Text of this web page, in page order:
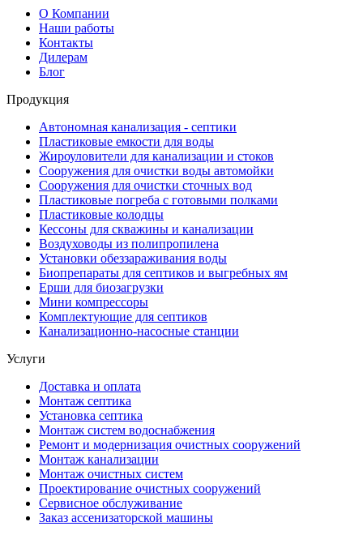
О Компании
Наши работы
Контакты
Дилерам
Блог
Продукция
Автономная канализация - септики
Пластиковые емкости для воды
Жироуловители для канализации и стоков
Сооружения для очистки воды автомойки
Сооружения для очистки сточных вод
Пластиковые погреба с готовыми полками
Пластиковые колодцы
Кессоны для скважины и канализации
Воздуховоды из полипропилена
Установки обеззараживания воды
Биопрепараты для септиков и выгребных ям
Ерши для биозагрузки
Мини компрессоры
Комплектующие для септиков
Канализационно-насосные станции
Услуги
Доставка и оплата
Монтаж септика
Установка септика
Монтаж систем водоснабжения
Ремонт и модернизация очистных сооружений
Монтаж канализации
Монтаж очистных систем
Проектирование очистных сооружений
Сервисное обслуживание
Заказ ассенизаторской машины